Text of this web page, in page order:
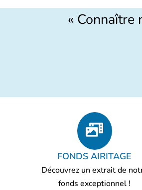
« Connaître
FONDS AIRITAGE
Découvrez un extrait de
fonds exceptionnel !